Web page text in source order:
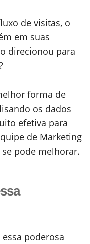
de visitas, o
em suas
direcionou para
forma de
os dados
efetiva para
de Marketing
pode melhorar.
poderosa